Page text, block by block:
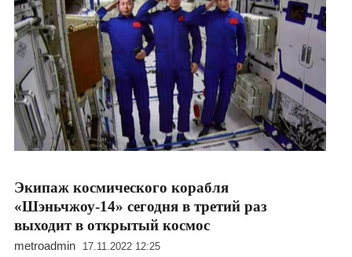
Экипаж космического корабля
«Шэньчжоу-14» сегодня в третий раз
выходит в открытый космос
metroadmin 17.11.2022 12:25